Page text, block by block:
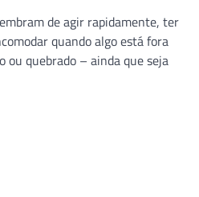
de agir rapidamente, ter
quando algo está fora
ou quebrado – ainda que seja